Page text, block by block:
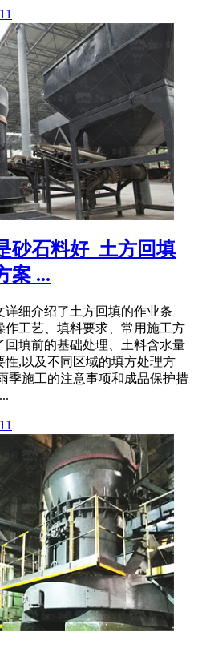
砂石料好_土方回填
案 ...
详细介绍了土方回填的作业条
作工艺、填料要求、常用施工方
回填前的基础处理、土料含水量
性,以及不同区域的填方处理方
季施工的注意事项和成品保护措